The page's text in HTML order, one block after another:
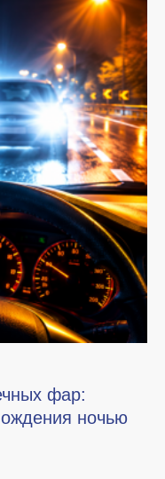
фар:
ночью